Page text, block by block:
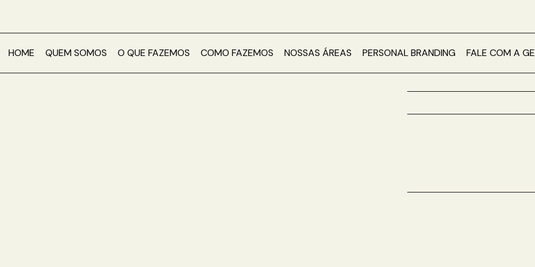
o
conteúdo
HOME QUEM SOMOS O QUE FAZEMOS COMO FAZEMOS NOSSAS ÁREAS PERSONAL BRANDING FALE COM A